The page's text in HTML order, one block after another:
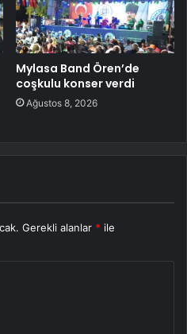
Mylasa Band Ören’de
coşkulu konser verdi
Ağustos 8, 2026
Gerekli alanlar * ile